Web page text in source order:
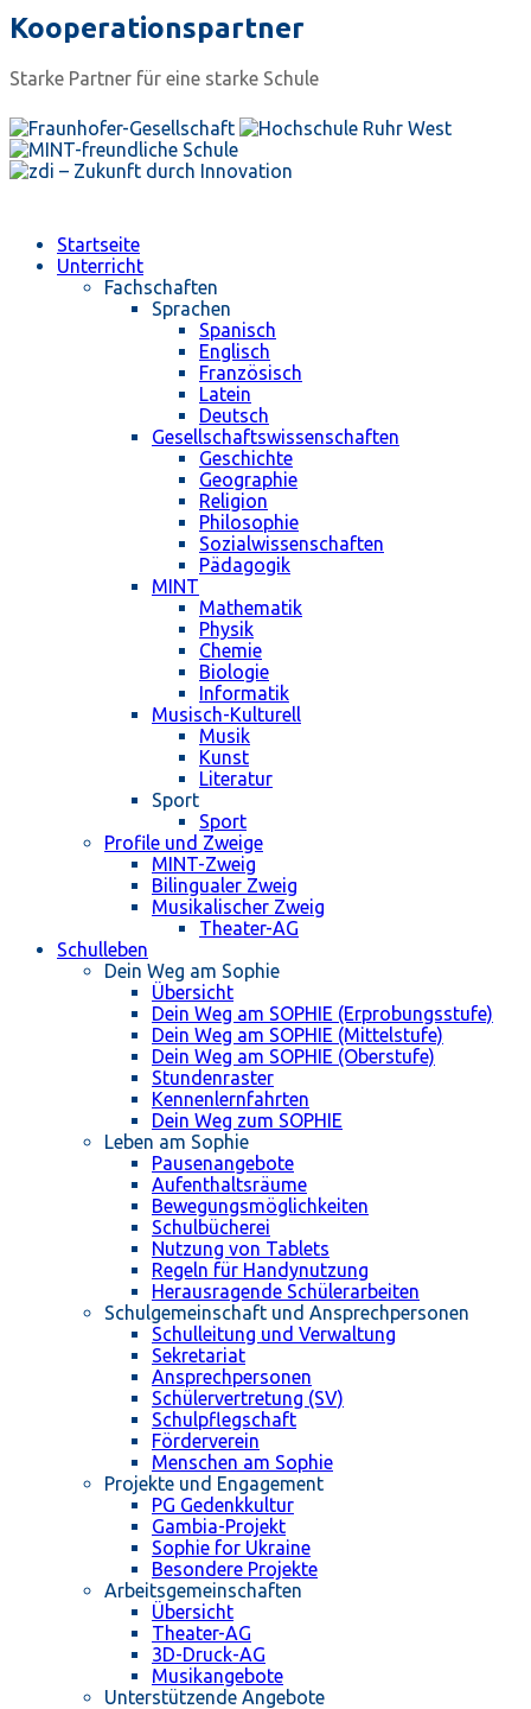
Kooperationspartner
Starke Partner für eine starke Schule
Startseite
Unterricht
Fachschaften
Sprachen
Spanisch
Englisch
Französisch
Latein
Deutsch
Gesellschaftswissenschaften
Geschichte
Geographie
Religion
Philosophie
Sozialwissenschaften
Pädagogik
MINT
Mathematik
Physik
Chemie
Biologie
Informatik
Musisch-Kulturell
Musik
Kunst
Literatur
Sport
Sport
Profile und Zweige
MINT-Zweig
Bilingualer Zweig
Musikalischer Zweig
Theater-AG
Schulleben
Dein Weg am Sophie
Übersicht
Dein Weg am SOPHIE (Erprobungsstufe)
Dein Weg am SOPHIE (Mittelstufe)
Dein Weg am SOPHIE (Oberstufe)
Stundenraster
Kennenlernfahrten
Dein Weg zum SOPHIE
Leben am Sophie
Pausenangebote
Aufenthaltsräume
Bewegungsmöglichkeiten
Schulbücherei
Nutzung von Tablets
Regeln für Handynutzung
Herausragende Schülerarbeiten
Schulgemeinschaft und Ansprechpersonen
Schulleitung und Verwaltung
Sekretariat
Ansprechpersonen
Schülervertretung (SV)
Schulpflegschaft
Förderverein
Menschen am Sophie
Projekte und Engagement
PG Gedenkkultur
Gambia-Projekt
Sophie for Ukraine
Besondere Projekte
Arbeitsgemeinschaften
Übersicht
Theater-AG
3D-Druck-AG
Musikangebote
Unterstützende Angebote